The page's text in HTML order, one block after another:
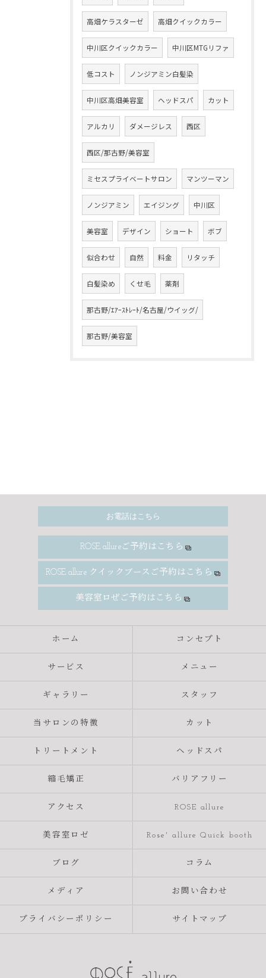
高畑ケラスターゼ 高畑クイックカラー
中川区クイックカラー 中川区MTGリファ
低コスト ノンジアミン白髪染
中川区高畑美容室 ヘッドスパ カット
アルカリ ダメージレス 西区
西区/那古野/美容室
ミセスプライベートサロン マンツーマン
ノンジアミン エイジング 中川区
美容室 デザイン ショート ボブ
似合わせ 自然 料金 リタッチ
白髪染め くせ毛 薬剤
那古野/ｴｱｰｽﾄﾚｰﾄ/名古屋/ウイッグ/
那古野/美容室
お電話はこちら
ROSE allureご予約はこちら
ROSE allure クイックブースご予約はこちら
美容室ロぜご予約はこちら
ホーム コンセプト
サービス メニュー
ギャラリー スタッフ
当サロンの特徴 カット
トリートメント ヘッドスパ
縮毛矯正 バリアフリー
アクセス ROSE allure
美容室ロゼ Rose' allure Quick booth
ブログ コラム
メディア お問い合わせ
プライバシーポリシー サイトマップ